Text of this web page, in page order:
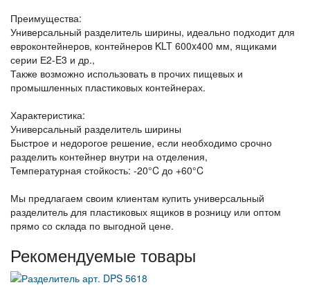
Преимущества:
Универсальный разделитель ширины, идеально подходит для
евроконтейнеров, контейнеров KLT 600x400 мм, ящиками
серии Е2-E3 и др.,
Также возможно использовать в прочих пищевых и
промышленных пластиковых контейнерах.
Характеристика:
Универсальный разделитель ширины
Быстрое и недорогое решение, если необходимо срочно
разделить контейнер внутри на отделения,
Температурная стойкость: -20°C до +60°C
Мы предлагаем своим клиентам купить универсальный
разделитель для пластиковых ящиков в розницу или оптом
прямо со склада по выгодной цене.
Рекомендуемые товары